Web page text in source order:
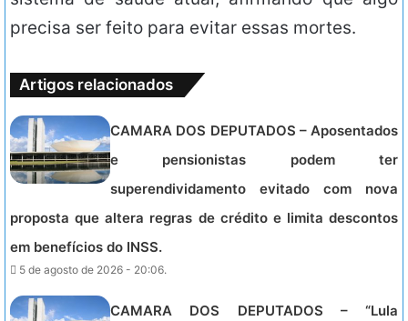
precisa ser feito para evitar essas mortes.
Artigos relacionados
CAMARA DOS DEPUTADOS – Aposentados
e pensionistas podem ter
superendividamento evitado com nova
proposta que altera regras de crédito e limita descontos
em benefícios do INSS.
5 de agosto de 2026 - 20:06.
CAMARA DOS DEPUTADOS – “Lula